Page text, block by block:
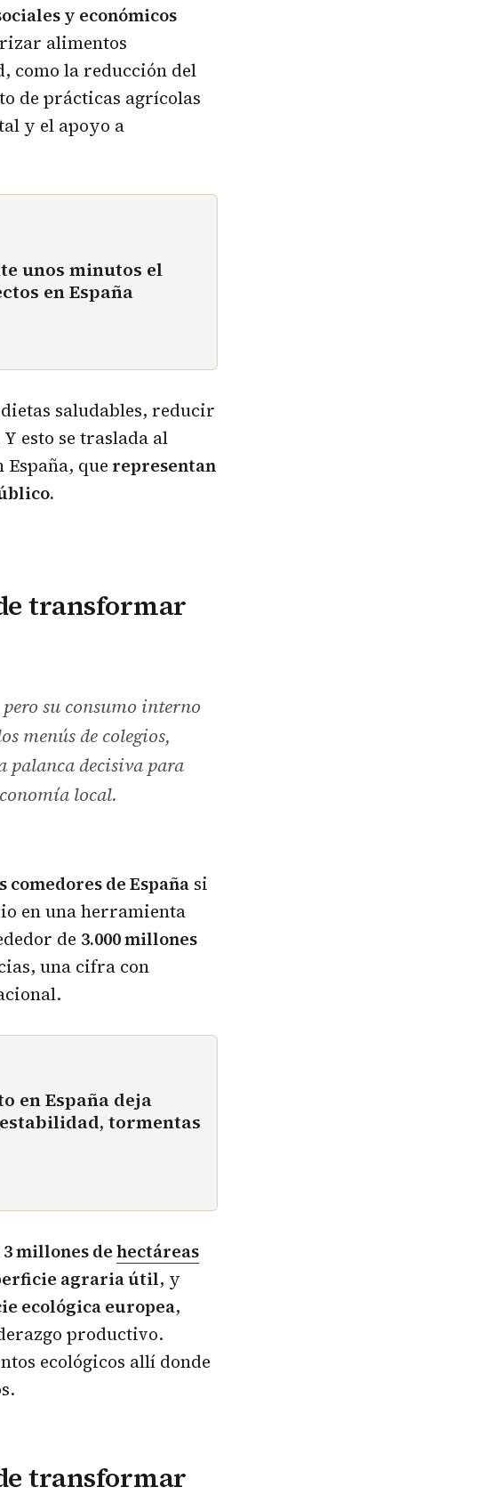
y económicos
alimentos
como la reducción del
de prácticas agrícolas
y el apoyo a
unos minutos el
en España
saludables, reducir
esto se traslada al
que representan
transformar
su consumo interno
menús de colegios,
palanca decisiva para
local.
de España si
en una herramienta
de 3.000 millones
una cifra con
en España deja
tormentas
3 millones dehectáreas
agraria útil, y
ecológica europea,
productivo.
ecológicos allí donde
transformar